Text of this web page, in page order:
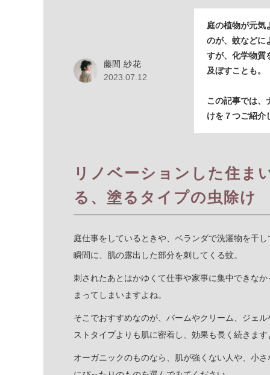
藤間 紗花
2023.07.12
庭の植物が元気
のが、蚊などに
すが、化学物質
及ぼすことも。
この記事では、
けを７つご紹介
リノベーションした住ま
る、塗るタイプの虫除け
庭仕事をしているときや、ベランダで洗濯物を干
瞬間に、肌の露出した部分を刺してくる蚊。
刺されたあとはかゆくて仕事や家事に集中できな
まってしまいますよね。
そこでおすすめなのが、バームやクリーム、ジェ
ストタイプよりも肌に密着し、効果も長く続きます
オーガニックのものなら、肌が強くない人や、小